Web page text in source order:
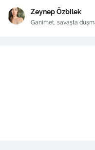
Zeynep Özbilek
Ganimet, savaşta